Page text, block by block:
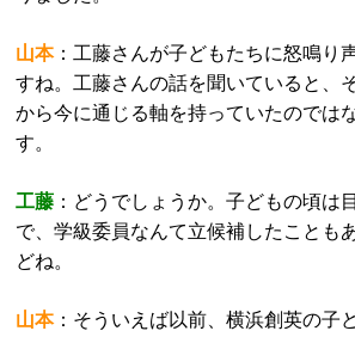
山本：工藤さんが子どもたちに怒鳴り
すね。工藤さんの話を聞いていると、
から今に通じる軸を持っていたのでは
す。
工藤 ：どうでしょうか。子どもの頃は
で、学級委員なんて立候補したことも
どね。
山本：そういえば以前、横浜創英の子